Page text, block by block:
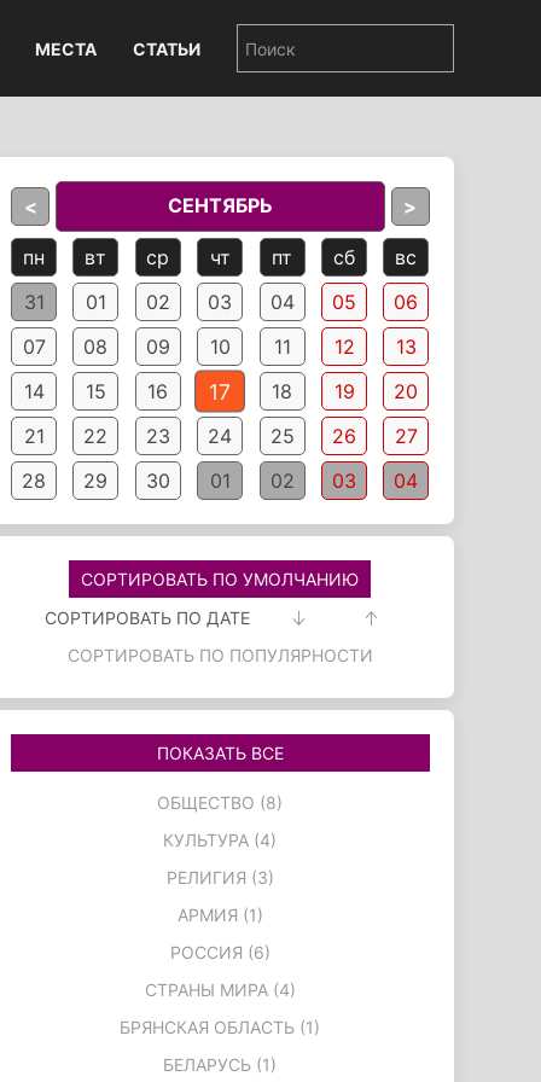
МЕСТА СТАТЬИ
< СЕНТЯБРЬ >
пн вт ср чт пт сб
вс
31
01 02 03 04 05
06
07
08 09 10 11 12
13
14
15 16 17 18 19
20
21
22 23 24 25 26
27
28
29 30 01 02 03 04
СОРТИРОВАТЬ ПО УМОЛЧАНИЮ
СОРТИРОВАТЬ ПО ДАТЕ
СОРТИРОВАТЬ ПО ПОПУЛЯРНОСТИ
ПОКАЗАТЬ ВСЕ
ОБЩЕСТВО (8)
КУЛЬТУРА (4)
РЕЛИГИЯ (3)
АРМИЯ (1)
РОССИЯ (6)
СТРАНЫ МИРА (4)
БРЯНСКАЯ ОБЛАСТЬ (1)
БЕЛАРУСЬ (1)